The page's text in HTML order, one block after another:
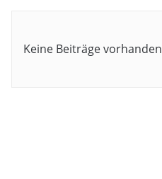
Keine Beiträge vorhanden